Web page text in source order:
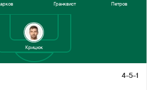
Крицюк
Петров
Гранквист
4-5-1